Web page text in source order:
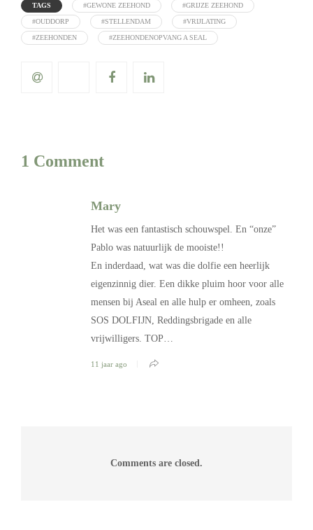
TAGS #GEWONE ZEEHOND #GRIJZE ZEEHOND
#OUDDORP #STELLENDAM #VRIJLATING
#ZEEHONDEN #ZEEHONDENOPVANG A SEAL
1 Comment
Mary
Het was een fantastisch schouwspel. En “onze”
Pablo was natuurlijk de mooiste!!
En inderdaad, wat was die dolfie een heerlijk
eigenzinnig dier. Een dikke pluim hoor voor alle
mensen bij Aseal en alle hulp er omheen, zoals
SOS DOLFIJN, Reddingsbrigade en alle
vrijwilligers. TOP…
11 jaar ago
Comments are closed.